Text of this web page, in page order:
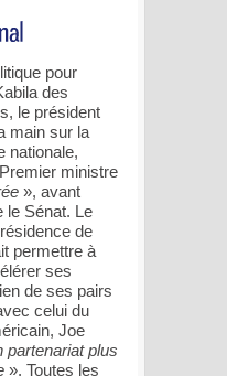
pour
des
le président
main sur la
nationale,
ministre
», avant
le Sénat. Le
de
permettre à
ses
de ses pairs
celui du
Joe
partenariat plus
». Toutes les